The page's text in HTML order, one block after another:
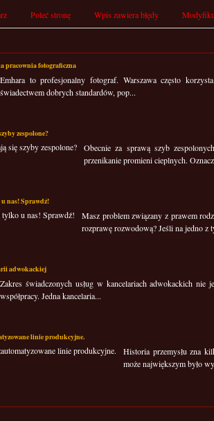
Poleć stronę Wpis zawiera błędy
pracownia fotograficzna
Emhara to profesjonalny fotograf. Warszawa często
świadectwem dobrych standardów, pop...
zespolone?
Obecnie za sprawą szyb
przenikanie promieni cieplnych.
nas! Sprawdź!
Masz problem związany z prawem
rozprawę rozwodową? Jeśli na jedno z
adwokackiej
Zakres świadczonych usług w kancelariach adwokackich
współpracy. Jedna kancelaria...
linie produkcyjne.
Historia przemysłu zna
może największym było